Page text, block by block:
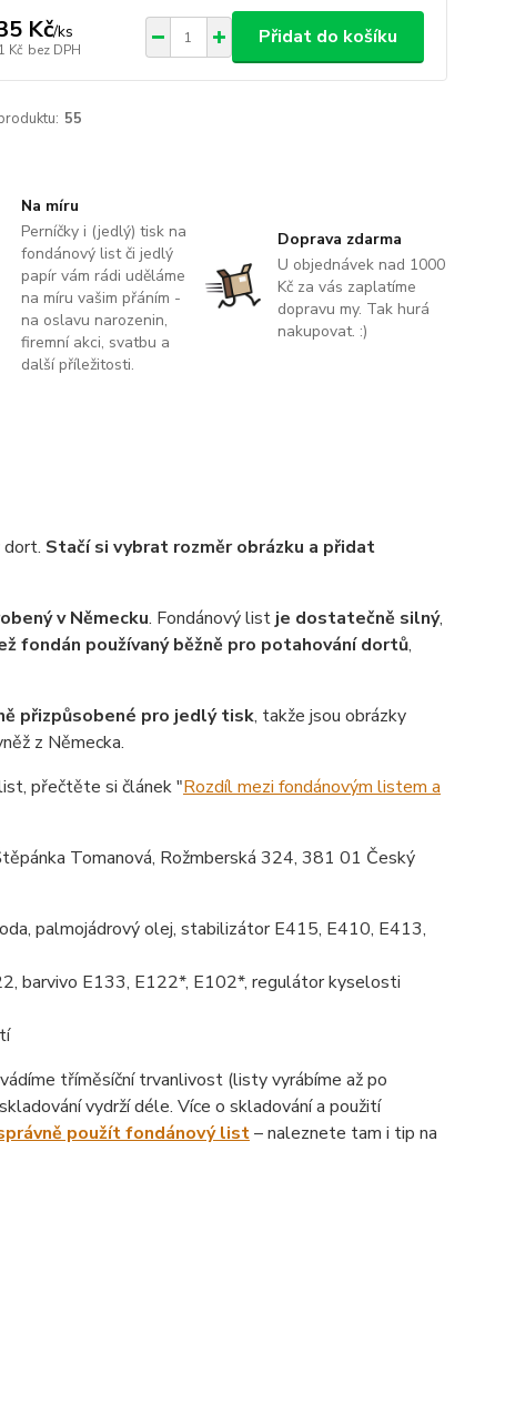
Kč/ks
Kč bez DPH
Přidat do košíku
55
Na míru
Perníčky i (jedlý) tisk na
fondánový list či jedlý
papír vám rádi uděláme
na míru vašim přáním -
na oslavu narozenin,
firemní akci, svatbu a
další příležitosti.
Doprava zdarma
U objednávek nad 1000
Kč za vás zaplatíme
dopravu my. Tak hurá
nakupovat. :)
dort. Stačí si vybrat rozměr obrázku a přidat
v Německu. Fondánový list je dostatečně silný,
fondán používaný běžně pro potahování dortů,
přizpůsobené pro jedlý tisk, takže jsou obrázky
z Německa.
přečtěte si článek "Rozdíl mezi fondánovým listem a
Tomanová, Rožmberská 324, 381 01 Český
palmojádrový olej, stabilizátor E415, E410, E413,
barvivo E133, E122*, E102*, regulátor kyselosti
tříměsíční trvanlivost (listy vyrábíme až po
vydrží déle. Více o skladování a použití
použít fondánový list– naleznete tam i tip na